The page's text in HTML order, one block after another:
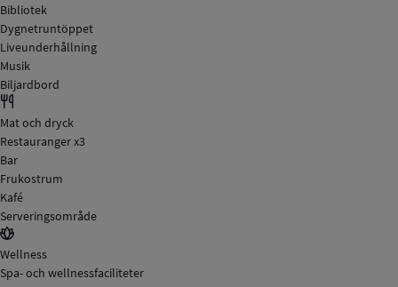
Bibliotek
Dygnetruntöppet
Liveunderhållning
Musik
Biljardbord
Mat och dryck
Restauranger x3
Bar
Frukostrum
Kafé
Serveringsområde
Wellness
Spa- och wellnessfaciliteter